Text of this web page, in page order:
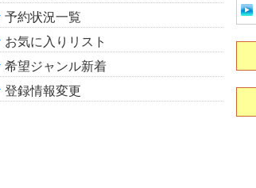
予約状況一覧
お気に入りリスト
希望ジャンル新着
登録情報変更